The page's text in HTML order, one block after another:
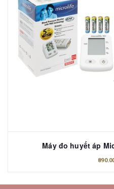
Máy đo huyết áp